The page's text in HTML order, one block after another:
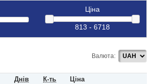
Ціна
Валюта:
Днів К-ть
Ціна